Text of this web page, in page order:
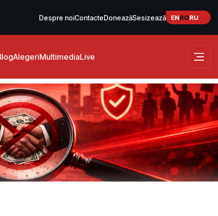
Despre noiContacteDoneazăSesizează ENRORU
AlegeriMultimediaLive